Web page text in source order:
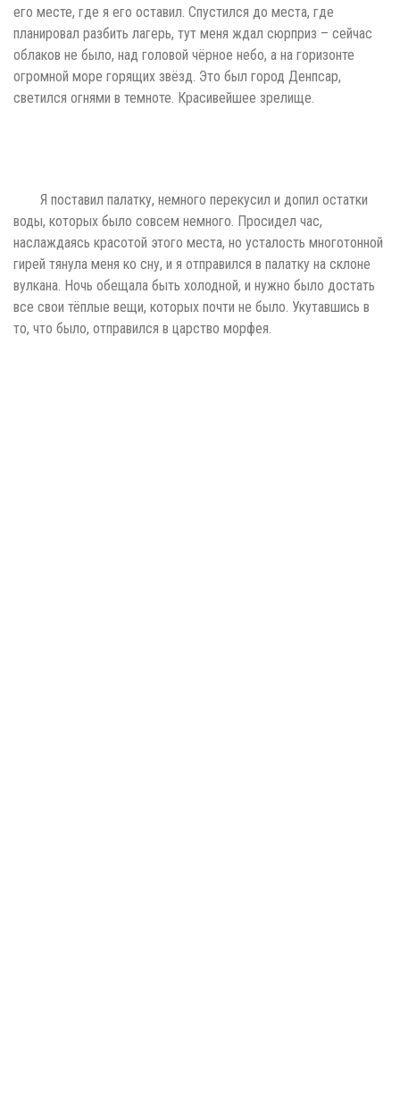
его месте, где я его оставил. Спустился до места, где
планировал разбить лагерь, тут меня ждал сюрприз – сейчас
облаков не было, над головой чёрное небо, а на горизонте
огромной море горящих звёзд. Это был город Денпсар,
светился огнями в темноте. Красивейшее зрелище.
Я поставил палатку, немного перекусил и допил остатки
воды, которых было совсем немного. Просидел час,
наслаждаясь красотой этого места, но усталость многотонной
гирей тянула меня ко сну, и я отправился в палатку на склоне
вулкана. Ночь обещала быть холодной, и нужно было достать
все свои тёплые вещи, которых почти не было. Укутавшись в
то, что было, отправился в царство морфея.